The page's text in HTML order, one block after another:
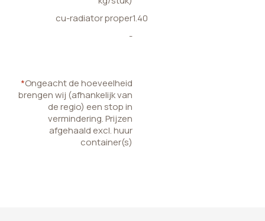
cu-radiator proper1.40
-
*Ongeacht de hoeveelheid
brengen wij (afhankelijk van
de regio) een stop in
vermindering. Prijzen
afgehaald excl. huur
container(s)